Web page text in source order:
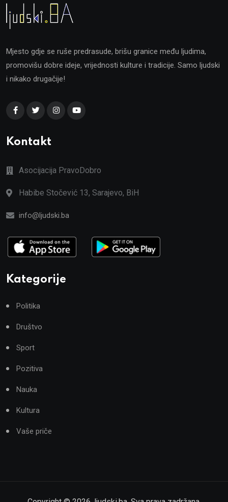
Mjesto gdje se ruše predrasude, brišu granice među ljudima,
promovišu dobre ideje, vrijednosti kulture i tradicije. Samo ljudski
i nikako drugačije!
Kontakt
Asocijacija PravoDobro
Habibe Stočević 13, Sarajevo, BiH
info@ljudski.ba
Kategorije
Politika
Društvo
Sport
Pozitiva
Nauka
Kultura
Vaše priče